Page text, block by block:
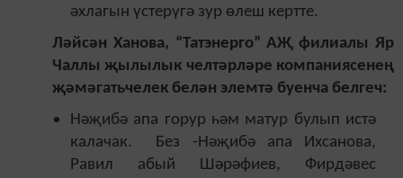
әхлагын үстерүгә зур өлеш кертте.
Ләйсән Ханова, “Татэнерго” АҖ филиалы Яр
Чаллы җылылык челтәрләре компаниясенең
җәмәгатьчелек белән элемтә буенча белгеч:
Нәҗибә апа горур һәм матур булып истә
калачак. Без -Нәҗибә апа Ихсанова,
Равил абый Шәрәфиев, Фирдәвес